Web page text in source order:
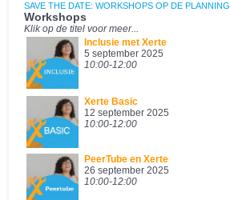
SAVE THE DATE: WORKSHOPS OP DE PLANNING
Workshops
Klik op de titel voor meer...
Inclusie met Xerte
5 september 2025
10:00-12:00
Xerte Basic
12 september 2025
10:00-12:00
PeerTube en Xerte
26 september 2025
10:00-12:00